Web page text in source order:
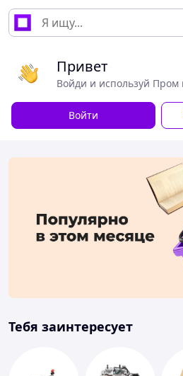
Привет
Войди и используй Пром
Войти
Тебя заинтересует